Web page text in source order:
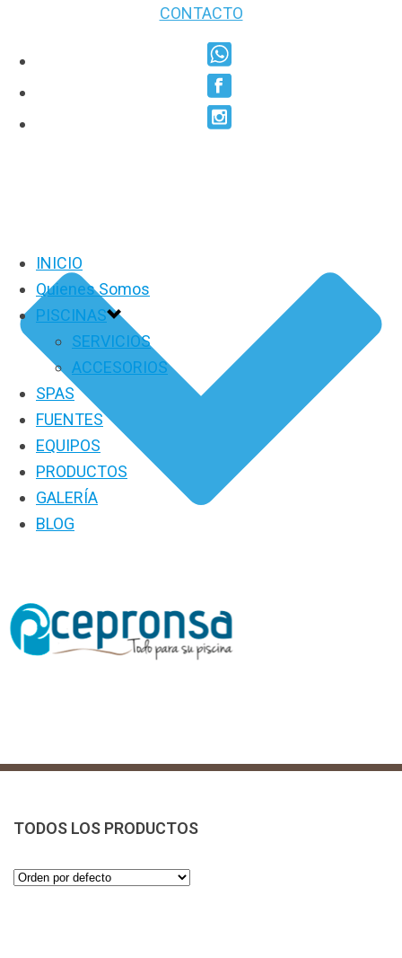
CONTACTO
INICIO
Quienes Somos
PISCINAS
SERVICIOS
ACCESORIOS
SPAS
FUENTES
EQUIPOS
PRODUCTOS
GALERÍA
BLOG
PRODUCTOS
TODOS LOS PRODUCTOS